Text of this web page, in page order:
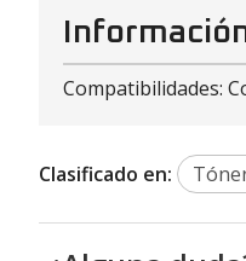
Compatibilidades:
Clasificado en: